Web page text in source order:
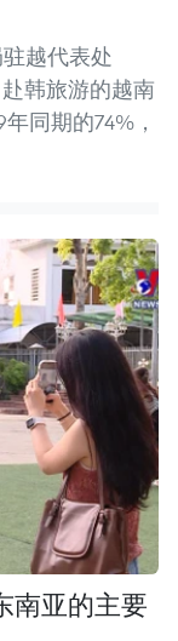
越代表处
赴韩旅游的越南
同期的74%，
南亚的主要